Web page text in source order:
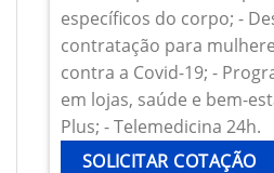
específicos do corpo; -
contratação para
contra a Covid-19; -
em lojas, saúde e bem-
Plus; - Telemedicina 24h.
SOLICITAR COTAÇÃO